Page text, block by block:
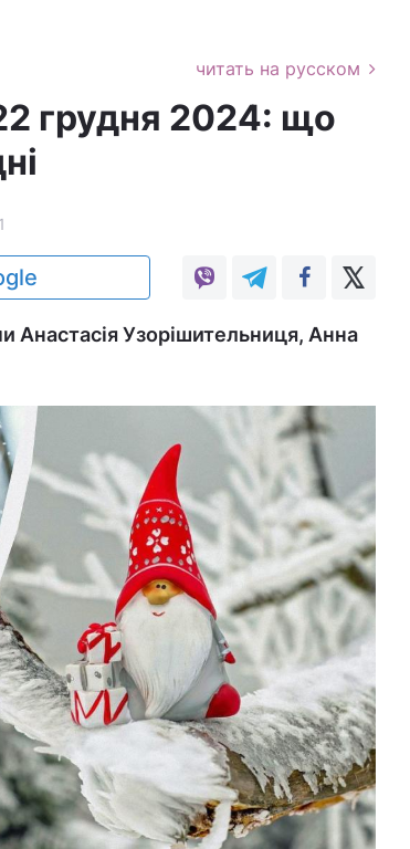
читать на русском
грудня 2024: що
Анастасія Узорішительниця, Анна